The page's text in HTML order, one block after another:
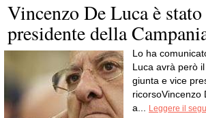
Vincenzo De Luca è stato
presidente della
Lo ha
Luca avrà però
giunta e vice
ricorsoVincenzo
a...
Leggere il